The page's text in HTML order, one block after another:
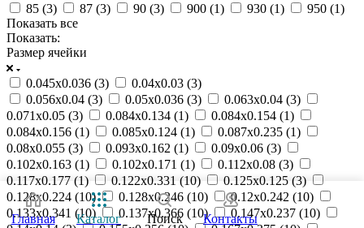
85 (3) 87 (3) 90 (3) 900 (1) 930 (1) 950 (1)
Показать все
Показать:
Размер ячейки
0.045х0.036 (3) 0.04х0.03 (3)
0.056х0.04 (3) 0.05х0.036 (3) 0.063х0.04 (3)
0.071х0.05 (3) 0.084х0.134 (1) 0.084х0.154 (1)
0.084х0.156 (1) 0.085х0.124 (1) 0.087х0.235 (1)
0.08х0.055 (3) 0.093х0.162 (1) 0.09х0.06 (3)
0.102х0.163 (1) 0.102х0.171 (1) 0.112х0.08 (3)
0.117х0.177 (1) 0.122х0.331 (10) 0.125х0.125 (3)
0.128х0.224 (10) 0.128х0.246 (10) 0.12х0.242 (10)
0.133х0.341 (10) 0.137х0.366 (10) 0.147х0.237 (10)
Главная Каталог Поиск Контакты